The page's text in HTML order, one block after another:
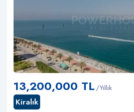
13,200,000 TL /Yıllık
Kiralık